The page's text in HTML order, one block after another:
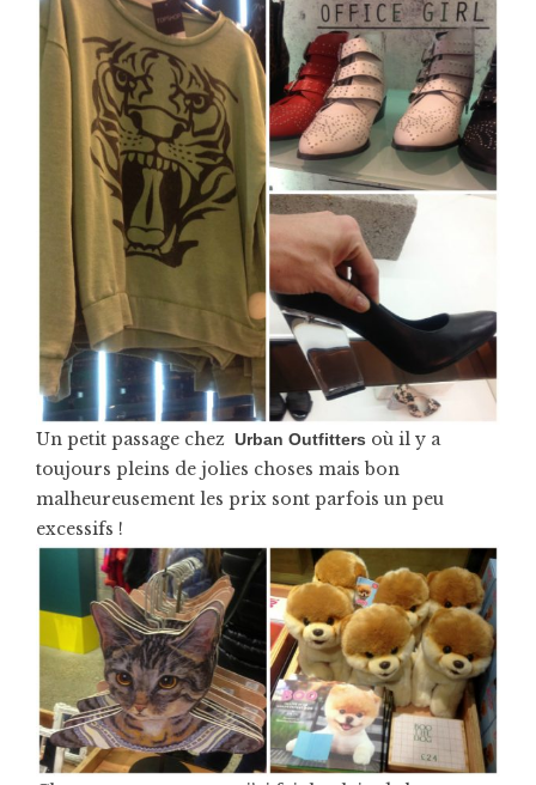
Un petit passage chez Urban Outfitters où il y a
toujours pleins de jolies choses mais bon
malheureusement les prix sont parfois un peu
excessifs !